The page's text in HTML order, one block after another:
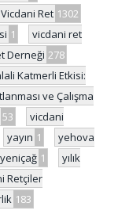
Vicdani Ret 1302
1
vicdani ret
Derneği 278
Katmerli Etkisi:
ve Çalışma
53
vicdani
yayın 1
yehova
yeniçağ 1
yılık
Retçiler
183